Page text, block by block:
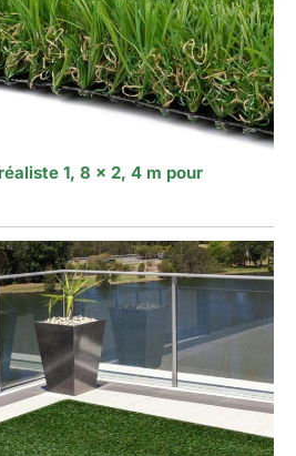
1, 8 x 2, 4 m pour